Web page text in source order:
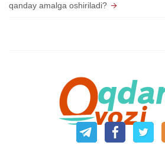
qanday amalga oshiriladi?